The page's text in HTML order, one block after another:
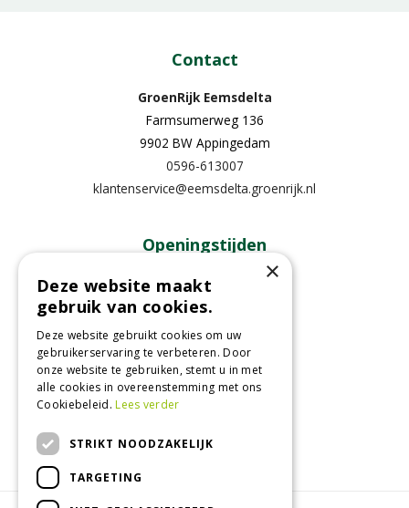
Contact
GroenRijk Eemsdelta
Farmsumerweg 136
9902 BW Appingedam
0596-613007
klantenservice@eemsdelta.groenrijk.nl
Openingstijden
Maandag
13:00 - 18:00
Dinsdag
Woensdag
Donderdag
09:30 - 18:00
Vrijdag
09:30 - 18:00
Zaterdag
09:00 - 17:00
×
Deze website maakt
gebruik van cookies.
Deze website gebruikt cookies om uw
gebruikerservaring te verbeteren. Door
onze website te gebruiken, stemt u in met
alle cookies in overeenstemming met ons
Cookiebeleid.Lees verder
STRIKT NOODZAKELIJK
TARGETING